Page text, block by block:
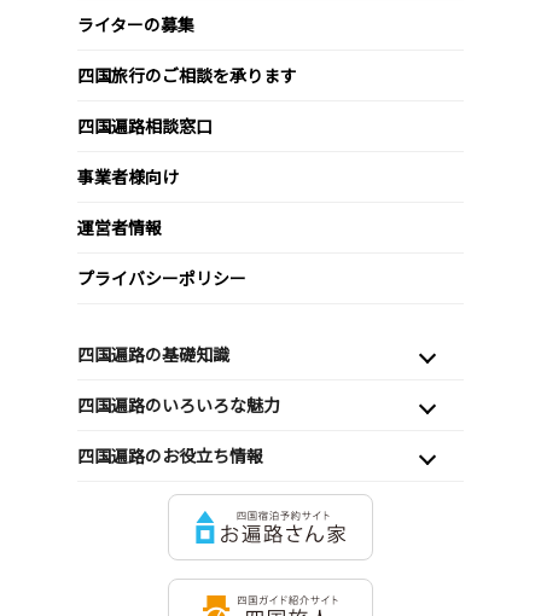
ライターの募集
四国旅行のご相談を承ります
四国遍路相談窓口
事業者様向け
運営者情報
プライバシーポリシー
四国遍路の基礎知識
四国遍路のいろいろな魅力
四国遍路のお役立ち情報